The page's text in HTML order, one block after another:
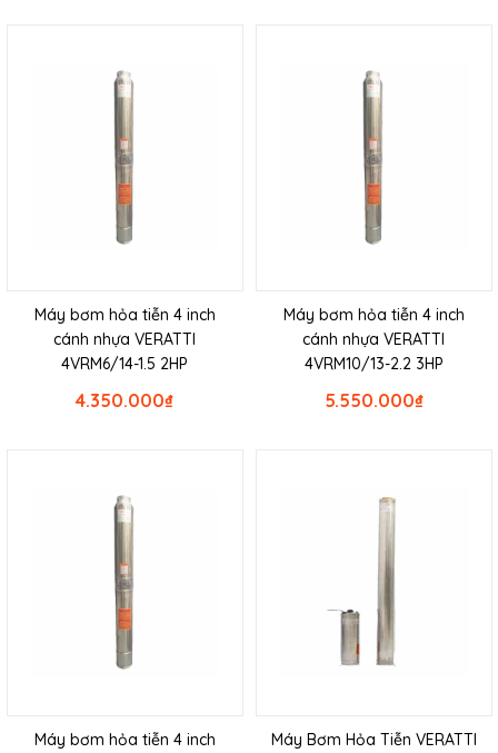
Máy bơm hỏa tiễn 4 inch
cánh nhựa VERATTI
4VRM6/14-1.5 2HP
₫
4.350.000
Máy bơm hỏa tiễn 4 inch
cánh nhựa VERATTI
4VRM10/13-2.2 3HP
₫
5.550.000
Máy bơm hỏa tiễn 4 inch
Máy Bơm Hỏa Tiễn VERATTI